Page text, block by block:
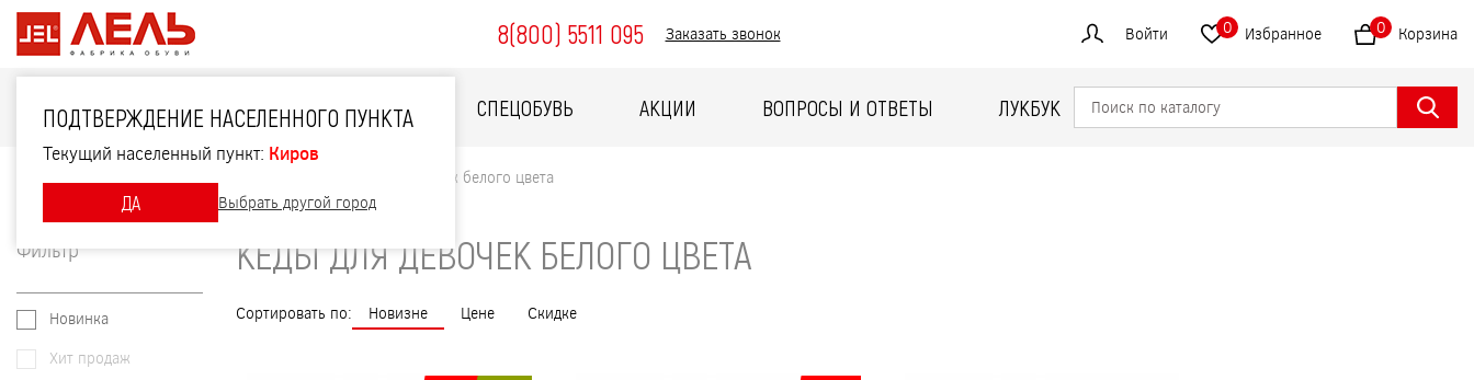
8(800) 5511 095 Заказать звонок Войти Избранное
0 Корзина
0
ПОДТВЕРЖДЕНИЕ НАСЕЛЕННОГО ПУНКТА
Текущий населенный пункт: Киров
ДА Выбрать другой город
ДЛЯ НЕЁ ДЛЯ НЕГО ДЛЯ ДЕТЕЙ СПЕЦОБУВЬ АКЦИИ ВОПРОСЫ И ОТВЕТЫ ЛУКБУК
Кеды для девочек белого цвета
Фильтр
Новинка
Хит продаж
КЕДЫ ДЛЯ ДЕВОЧЕК БЕЛОГО ЦВЕТА
Сортировать по: Новизне Цене Скидке